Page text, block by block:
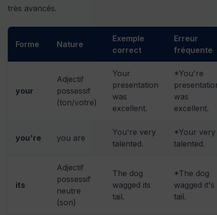
très avancés.
Forme Nature
Exemple
correct
Erreur
fréquente
your
Adjectif
possessif
(ton/votre)
Your
presentation
was
excellent.
*You're
was
excellent.
you're you are
You're very
talented.
*Your very
talented.
its
Adjectif
possessif
neutre
(son)
The dog
wagged its
tail.
*The dog
wagged it's
tail.